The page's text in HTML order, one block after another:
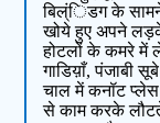
बिल्ंिडग के सामने
खोये हुए अपने
होटलों के कमरे में
गाडिय़ाँ, पंजाबी
चाल में कनॉट प्लेस
से काम करके